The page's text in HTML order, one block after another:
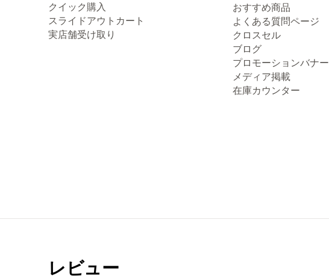
クイック購入
スライドアウトカート
実店舗受け取り
おすすめ商品
よくある質問ページ
クロスセル
ブログ
プロモーションバナー
メディア掲載
在庫カウンター
レビュー